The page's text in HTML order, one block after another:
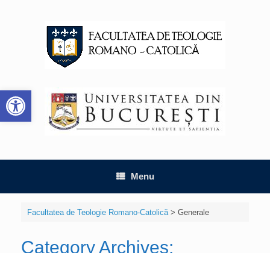
Deschide bara de unelte
Menu
Facultatea de Teologie Romano-Catolică> Generale
Category Archives: